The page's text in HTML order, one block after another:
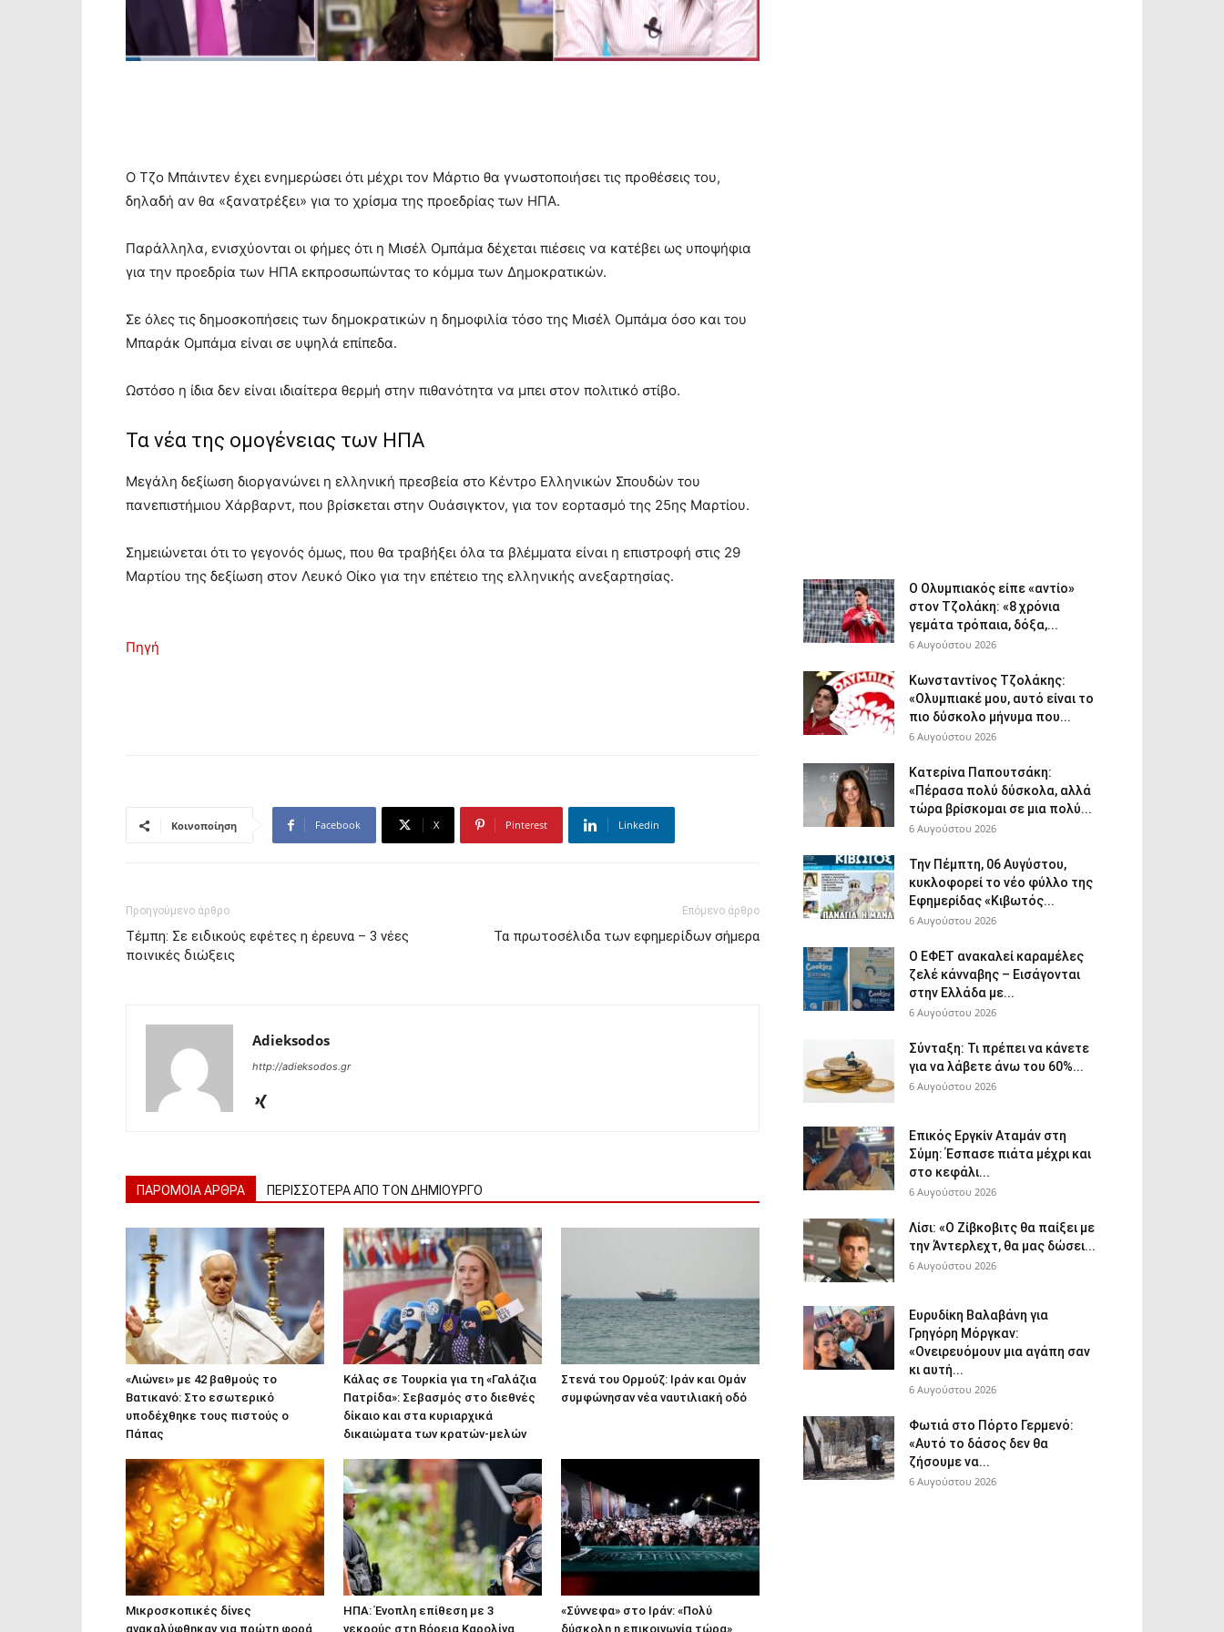
Ο Τζο Μπάιντεν έχει ενημερώσει ότι μέχρι τον Μάρτιο θα γνωστοποιήσει τις προθέσεις του,
δηλαδή αν θα «ξανατρέξει» για το χρίσμα της προεδρίας των ΗΠΑ.
Παράλληλα, ενισχύονται οι φήμες ότι η Μισέλ Ομπάμα δέχεται πιέσεις να κατέβει ως υποψήφια
για την προεδρία των ΗΠΑ εκπροσωπώντας το κόμμα των Δημοκρατικών.
Σε όλες τις δημοσκοπήσεις των δημοκρατικών η δημοφιλία τόσο της Μισέλ Ομπάμα όσο και του
Μπαράκ Ομπάμα είναι σε υψηλά επίπεδα.
Ωστόσο η ίδια δεν είναι ιδιαίτερα θερμή στην πιθανότητα να μπει στον πολιτικό στίβο.
Τα νέα της ομογένειας των ΗΠΑ
Μεγάλη δεξίωση διοργανώνει η ελληνική πρεσβεία στο Κέντρο Ελληνικών Σπουδών του
πανεπιστήμιου Χάρβαρντ, που βρίσκεται στην Ουάσιγκτον, για τον εορτασμό της 25ης Μαρτίου.
Σημειώνεται ότι το γεγονός όμως, που θα τραβήξει όλα τα βλέμματα είναι η επιστροφή στις 29
Μαρτίου της δεξίωση στον Λευκό Οίκο για την επέτειο της ελληνικής ανεξαρτησίας.
Πηγή
Κοινοποίηση Facebook X Pinterest Linkedin
Προηγούμενο άρθρο
Τέμπη: Σε ειδικούς εφέτες η έρευνα – 3 νέες
ποινικές διώξεις
Επόμενο άρθρο
Τα πρωτοσέλιδα των εφημερίδων σήμερα
Adieksodos
http://adieksodos.gr
ΠΑΡΟΜΟΙΑ ΑΡΘΡΑ ΠΕΡΙΣΣΟΤΕΡΑ ΑΠΟ ΤΟΝ ΔΗΜΙΟΥΡΓΟ
«Λιώνει» με 42 βαθμούς το
Βατικανό: Στο εσωτερικό
υποδέχθηκε τους πιστούς ο
Πάπας
Κάλας σε Τουρκία για τη «Γαλάζια
Πατρίδα»: Σεβασμός στο διεθνές
δίκαιο και στα κυριαρχικά
δικαιώματα των κρατών-μελών
Στενά του Ορμούζ: Ιράν και Ομάν
συμφώνησαν νέα ναυτιλιακή οδό
Μικροσκοπικές δίνες
ανακαλύφθηκαν για πρώτη φορά
ΗΠΑ: Ένοπλη επίθεση με 3
νεκρούς στη Βόρεια Καρολίνα
«Σύννεφα» στο Ιράν: «Πολύ
δύσκολη η επικοινωνία τώρα»
Ο Ολυμπιακός είπε «αντίο»
στον Τζολάκη: «8 χρόνια
γεμάτα τρόπαια, δόξα,...
6 Αυγούστου 2026
Κωνσταντίνος Τζολάκης:
«Ολυμπιακέ μου, αυτό είναι το
πιο δύσκολο μήνυμα που...
6 Αυγούστου 2026
Κατερίνα Παπουτσάκη:
«Πέρασα πολύ δύσκολα, αλλά
τώρα βρίσκομαι σε μια πολύ...
6 Αυγούστου 2026
Την Πέμπτη, 06 Αυγύστου,
κυκλοφορεί το νέο φύλλο της
Εφημερίδας «Κιβωτός...
6 Αυγούστου 2026
Ο ΕΦΕΤ ανακαλεί καραμέλες
ζελέ κάνναβης – Εισάγονται
στην Ελλάδα με...
6 Αυγούστου 2026
Σύνταξη: Τι πρέπει να κάνετε
για να λάβετε άνω του 60%...
6 Αυγούστου 2026
Επικός Εργκίν Αταμάν στη
Σύμη: Έσπασε πιάτα μέχρι και
στο κεφάλι...
6 Αυγούστου 2026
Λίσι: «Ο Ζίβκοβιτς θα παίξει με
την Άντερλεχτ, θα μας δώσει...
6 Αυγούστου 2026
Ευρυδίκη Βαλαβάνη για
Γρηγόρη Μόργκαν:
«Ονειρευόμουν μια αγάπη σαν
κι αυτή...
6 Αυγούστου 2026
Φωτιά στο Πόρτο Γερμενό:
«Αυτό το δάσος δεν θα
ζήσουμε να...
6 Αυγούστου 2026